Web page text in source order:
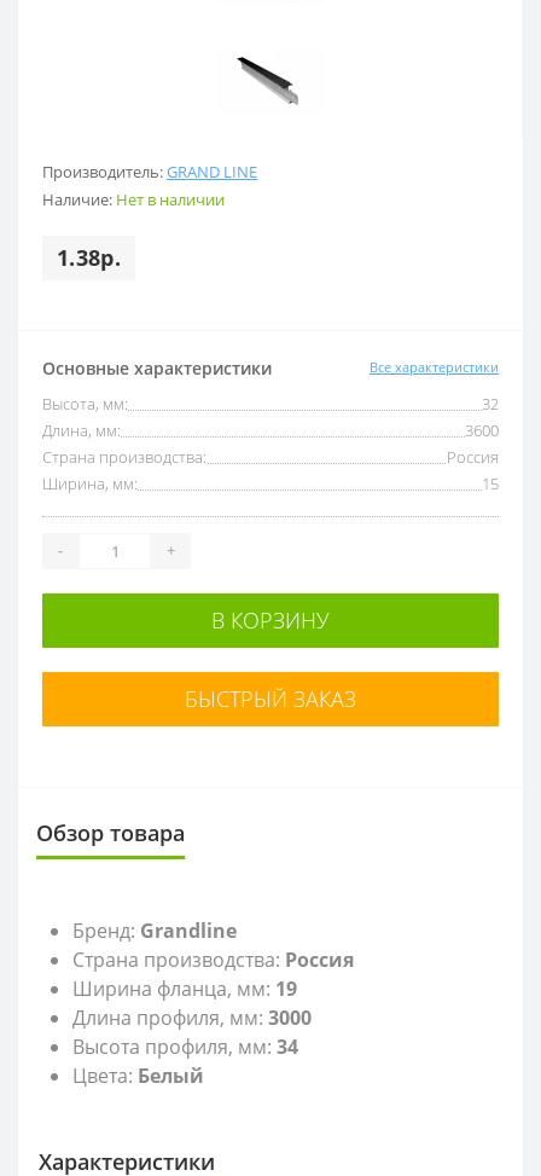
Производитель:GRAND LINE
Наличие: Нет в наличии
1.38р.
Основные характеристики Все характеристики
Высота, мм:
32
Длина, мм:
3600
Страна производства:
Россия
Ширина, мм:
15
- +
В КОРЗИНУ
БЫСТРЫЙ ЗАКАЗ
Обзор товара
Бренд: Grandline
Страна производства: Россия
Ширина фланца, мм: 19
Длина профиля, мм: 3000
Высота профиля, мм: 34
Цвета: Белый
Характеристики